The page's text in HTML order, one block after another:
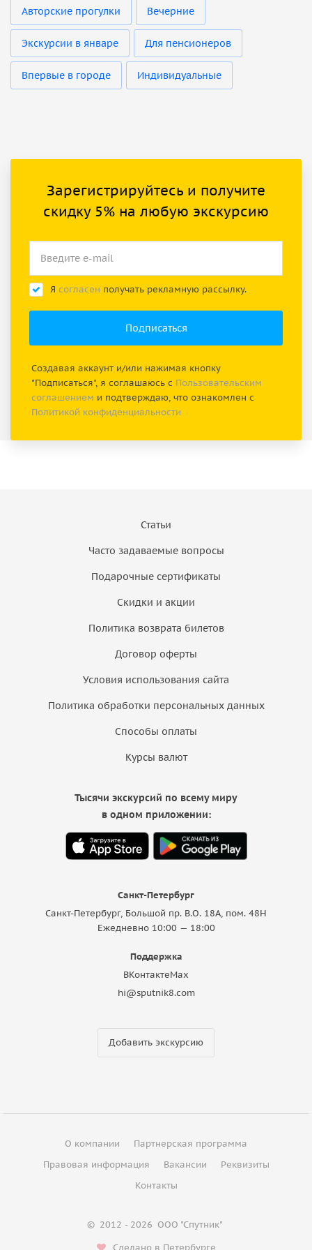
Авторские прогулки Вечерние
Экскурсии в январе Для пенсионеров
Впервые в городе Индивидуальные
Зарегистрируйтесь и получите
скидку 5% на любую экскурсию
Я согласен получать рекламную рассылку.
Создавая аккаунт и/или нажимая кнопку
"Подписаться", я соглашаюсь с Пользовательским
соглашением и подтверждаю, что ознакомлен с
Политикой конфиденциальности
Статьи
Часто задаваемые вопросы
Подарочные сертификаты
Скидки и акции
Политика возврата билетов
Договор оферты
Условия использования сайта
Политика обработки персональных данных
Способы оплаты
Курсы валют
Санкт-Петербург
Санкт-Петербург, Большой пр. В.О. 18A, пом. 48Н
Ежедневно 10:00 — 18:00
Поддержка
ВКонтактеMax
hi@sputnik8.com
Добавить экскурсию
Тысячи экскурсий по всему миру
в одном приложении:
О компании
Партнерская программа
Правовая информация
Вакансии
Реквизиты
Контакты
© 2012 - 2026 ООО "Спутник"
Сделано в Петербурге